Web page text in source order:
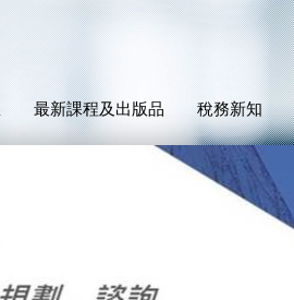
最新課程及出版品 稅務新知